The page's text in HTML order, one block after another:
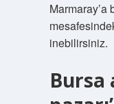
inebilirsiniz.
Bursa